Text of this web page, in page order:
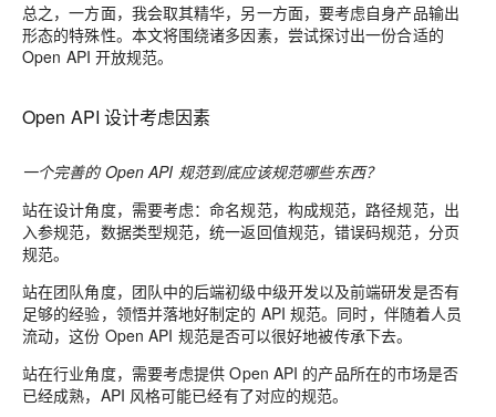
总之，一方面，我会取其精华，另一方面，要考虑自身产品输出
形态的特殊性。本文将围绕诸多因素，尝试探讨出一份合适的
Open API 开放规范。
Open API 设计考虑因素
一个完善的 Open API 规范到底应该规范哪些东西？
站在设计角度，需要考虑：命名规范，构成规范，路径规范，出
入参规范，数据类型规范，统一返回值规范，错误码规范，分页
规范。
站在团队角度，团队中的后端初级中级开发以及前端研发是否有
足够的经验，领悟并落地好制定的 API 规范。同时，伴随着人员
流动，这份 Open API 规范是否可以很好地被传承下去。
站在行业角度，需要考虑提供 Open API 的产品所在的市场是否
已经成熟，API 风格可能已经有了对应的规范。